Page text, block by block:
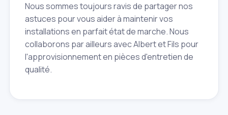
Nous sommes toujours ravis de partager nos
astuces pour vous aider à maintenir vos
installations en parfait état de marche. Nous
collaborons par ailleurs avec Albert et Fils pour
l'approvisionnement en pièces d'entretien de
qualité.